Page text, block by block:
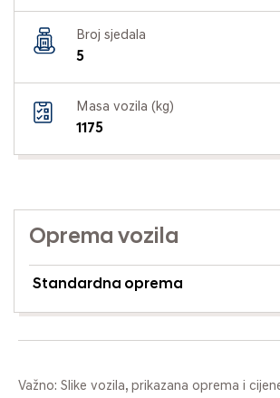
Broj sjedala
5
Masa vozila (kg)
1175
Oprema vozila
Standardna oprema
Važno: Slike vozila, prikazana oprema i